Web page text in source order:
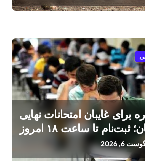
برای غایبان امتحانات نهایی
ثبت‌نام تا ساعت ۱۸ امروز
6, 2026